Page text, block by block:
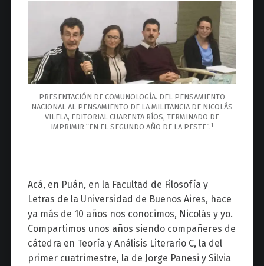
PRESENTACIÓN DE COMUNOLOGÍA. DEL PENSAMIENTO
NACIONAL AL PENSAMIENTO DE LA MILITANCIA DE NICOLÁS
VILELA, EDITORIAL CUARENTA RÍOS, TERMINADO DE
IMPRIMIR “EN EL SEGUNDO AÑO DE LA PESTE”.1
Acá, en Puán, en la Facultad de Filosofía y
Letras de la Universidad de Buenos Aires, hace
ya más de 10 años nos conocimos, Nicolás y yo.
Compartimos unos años siendo compañeres de
cátedra en Teoría y Análisis Literario C, la del
primer cuatrimestre, la de Jorge Panesi y Silvia